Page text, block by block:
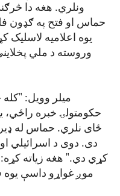
ونلري. هغه دا
حماس او فتح په ګډون
یوه اعلامیه
وروسته د ملي
میلر وویل:
حکومتولۍ خبره
ځای نلري. حماس له
دی. دوی د اسرائیلي
کړي دي." هغه زیاته
موږ غواړو داسې